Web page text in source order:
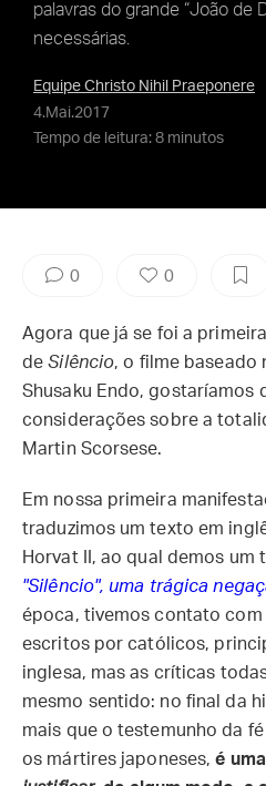
palavras do grande “João de
necessárias.
Equipe Christo Nihil Praeponere
4.Mai.2017
Tempo de leitura: 8 minutos
0 0
Agora que já se foi a
deSilêncio, o filme baseado
Shusaku Endo, gostaríamos
considerações sobre a
Martin Scorsese.
Em nossa primeira
traduzimos um texto em
Horvat II, ao qual demos
"Silêncio", uma trágica
época, tivemos contato
escritos por católicos,
inglesa, mas as críticas
mesmo sentido: no final da
mais que o testemunho da
os mártires japoneses,é